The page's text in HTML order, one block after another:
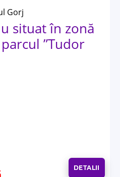
Gorj
situat în zonă
”Tudor
DETALII